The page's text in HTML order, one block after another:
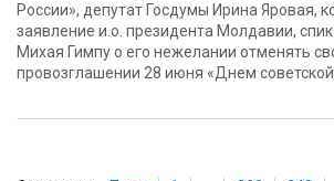
России», депутат Госдумы Ирина Яровая,
заявление и.о. президента Молдавии,
Михая Гимпу о его нежелании отменять
провозглашении 28 июня «Днем